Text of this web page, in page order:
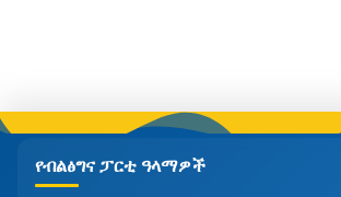
የብልፅግና ፓርቲ ዓላማዎች